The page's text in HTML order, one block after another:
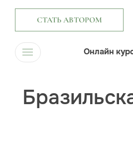
СТАТЬ АВТОРОМ
Онлайн